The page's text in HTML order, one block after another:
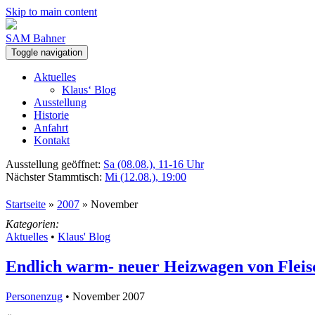
Skip to main content
SAM Bahner
Toggle navigation
Aktuelles
Klaus‘ Blog
Ausstellung
Historie
Anfahrt
Kontakt
Ausstellung geöffnet: Sa (08.08.), 11-16 Uhr
Nächster Stammtisch: Mi (12.08.), 19:00
Startseite » 2007 » November
Kategorien:
Aktuelles • Klaus' Blog
Endlich warm- neuer Heizwagen von
Personenzug • November 2007